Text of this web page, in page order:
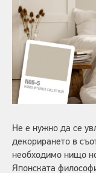
Не е нужно да се
декорирането в
необходимо нищо
Японската